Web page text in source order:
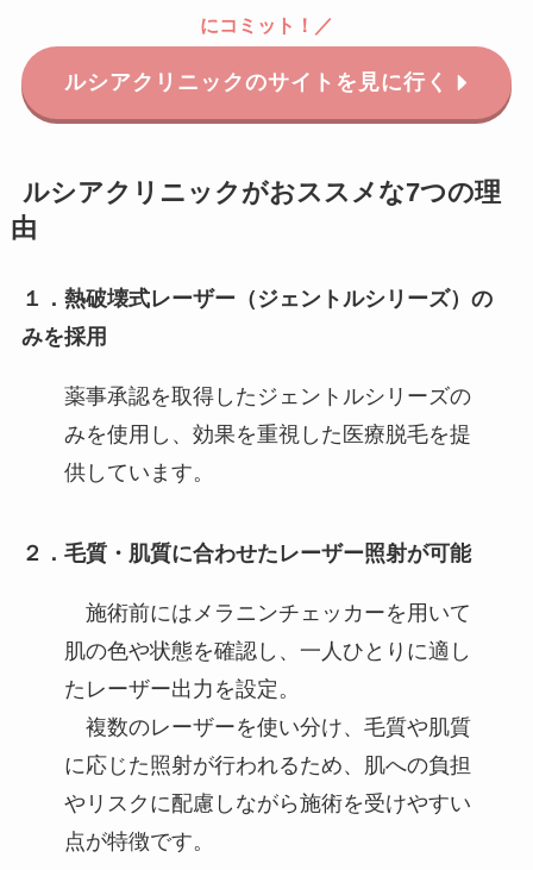
にコミット！ ／
ルシアクリニックのサイトを見に行く
ルシアクリニックがおススメな7つの理
由
１．熱破壊式レーザー（ジェントルシリーズ）の
みを採用
薬事承認を取得したジェントルシリーズの
みを使用し、効果を重視した医療脱毛を提
供しています。
２．毛質・肌質に合わせたレーザー照射が可能
施術前にはメラニンチェッカーを用いて
肌の色や状態を確認し、一人ひとりに適し
たレーザー出力を設定。
複数のレーザーを使い分け、毛質や肌質
に応じた照射が行われるため、肌への負担
やリスクに配慮しながら施術を受けやすい
点が特徴です。